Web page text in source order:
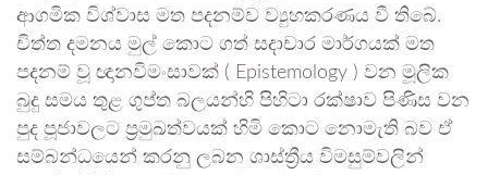
ආගමික විශ්වාස මත පදනම්ව ව්‍යුහකරණය වී තිබේ.
චිත්ත දමනය මුල් කොට ගත් සදාචාර මාර්ගයක් මත
පදනම් වූ ඥානවිමංසාවක් ( Epistemology ) වන මූලික
බුදු සමය තුළ ගුප්ත බලයන්හි පිහිටා රක්ෂාව පිණිස වන
පුද පූජාවලට ප්‍රමුඛත්වයක් හිමි කොට නොමැති බව ඒ
සම්බන්ධයෙන් කරනු ලබන ශාස්ත්‍රීය විමසුම්වලින්